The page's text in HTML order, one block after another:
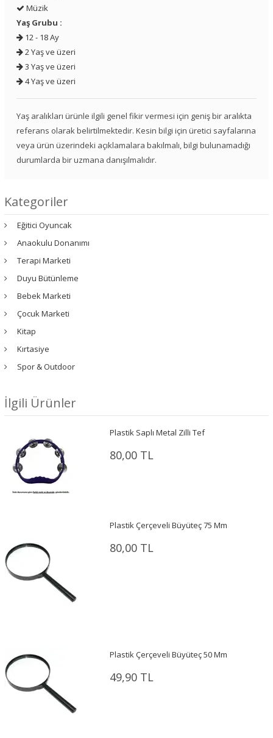
Müzik
Yaş Grubu :
12 - 18 Ay
2 Yaş ve üzeri
3 Yaş ve üzeri
4 Yaş ve üzeri
Yaş aralıkları ürünle ilgili genel fikir vermesi için geniş bir aralıkta
referans olarak belirtilmektedir. Kesin bilgi için üretici sayfalarına
veya ürün üzerindeki açıklamalara bakılmalı, bilgi bulunamadığı
durumlarda bir uzmana danışılmalıdır.
Kategoriler
Eğitici Oyuncak
Anaokulu Donanımı
Terapi Marketi
Duyu Bütünleme
Bebek Marketi
Çocuk Marketi
Kitap
Kırtasiye
Spor & Outdoor
İlgili Ürünler
Plastik Saplı Metal Zilli Tef
80,00 TL
Plastik Çerçeveli Büyüteç 75 Mm
80,00 TL
Plastik Çerçeveli Büyüteç 50 Mm
49,90 TL